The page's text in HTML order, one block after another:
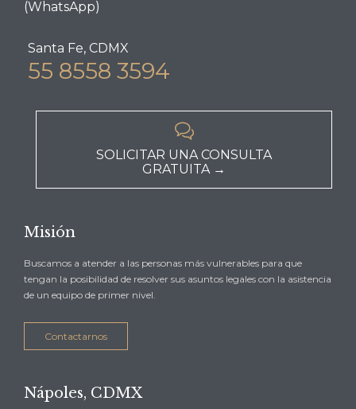
(WhatsApp)
Santa Fe, CDMX
55 8558 3594

SOLICITAR UNA CONSULTA
GRATUITA →
Misión
Buscamos a atender a las personas más vulnerables para que
tengan la posibilidad de resolver sus asuntos legales con la asistencia
de un equipo de primer nivel.
Contactarnos
Nápoles, CDMX